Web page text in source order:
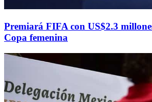
Premiará FIFA con US$2.3
Copa femenina